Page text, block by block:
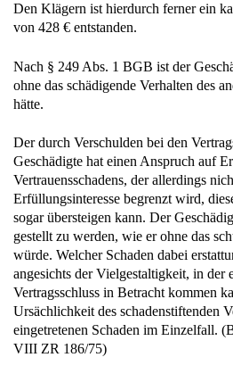
Den Klägern ist hierdurch ferner ein
von 428 € entstanden.
Nach § 249 Abs. 1 BGB ist der
ohne das schädigende Verhalten des
hätte.
Der durch Verschulden bei den
Geschädigte hat einen Anspruch auf
Vertrauensschadens, der allerdings
Erfüllungsinteresse begrenzt wird,
sogar übersteigen kann. Der
gestellt zu werden, wie er ohne das
würde. Welcher Schaden dabei
angesichts der Vielgestaltigkeit, in der
Vertragsschluss in Betracht kommen
Ursächlichkeit des schadenstiftenden
eingetretenen Schaden im Einzelfall.
VIII ZR 186/75)